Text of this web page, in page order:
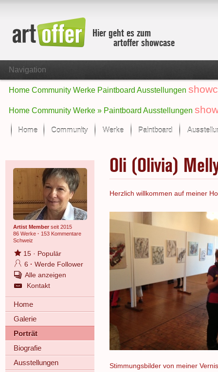
Hier geht es zum
artoffer showcase
Navigation
Home Community Werke Paintboard Ausstellungen
Home Community Werke » Paintboard Ausstellungen
Home Community Werke
Der letzte Monat im Fokus
Alle Fokus-Werke
Fokus-Werke
Paintboard
Artist Memberseit 2015
86 Werke · 153 Kommentare
Schweiz
15· Populär
6 · Werde Follower
Alle anzeigen
Kontakt
Home
Galerie
Porträt
Biografie
Ausstellungen
Oli (Olivia)
Herzlich willkommen auf meiner
Stimmungsbilder von meiner